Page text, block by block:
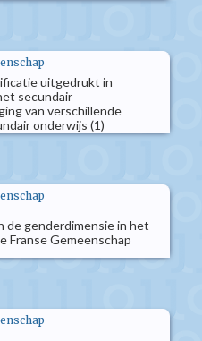
uitgedrukt in
secundair
van verschillende
onderwijs (1)
genderdimensie in het
Franse Gemeenschap